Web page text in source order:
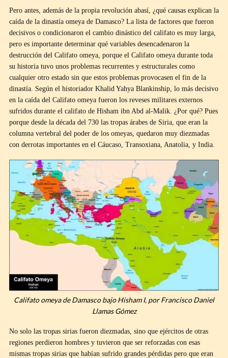
Pero antes, además de la propia revolución abasí, ¿qué causas explican la
caída de la dinastía omeya de Damasco? La lista de factores que fueron
decisivos o condicionaron el cambio dinástico del califato es muy larga,
pero es importante determinar qué variables desencadenaron la
destrucción del Califato omeya, porque el Califato omeya durante toda
su historia tuvo unos problemas recurrentes y estructurales como
cualquier otro estado sin que estos problemas provocasen el fin de la
dinastía. Según el historiador Khalid Yahya Blankinship, lo más decisivo
en la caída del Califato omeya fueron los reveses militares externos
sufridos durante el califato de Hisham ibn Abd al-Malik. ¿Por qué? Pues
porque desde la década del 730 las tropas árabes de Siria, que eran la
columna vertebral del poder de los omeyas, quedaron muy diezmadas
con derrotas importantes en el Cáucaso, Transoxiana, Anatolia, y India.
Califato omeya de Damasco bajo Hisham I, por Francisco Daniel
Llamas Gómez
No solo las tropas sirias fueron diezmadas, sino que ejércitos de otras
regiones perdieron hombres y tuvieron que ser reforzadas con esas
mismas tropas sirias que habían sufrido grandes pérdidas pero que eran